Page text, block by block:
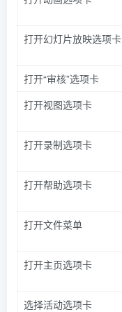
打开幻灯片放映选项卡
打开“审核”选项卡
打开视图选项卡
打开录制选项卡
打开帮助选项卡
打开文件菜单
打开主页选项卡
选择活动选项卡